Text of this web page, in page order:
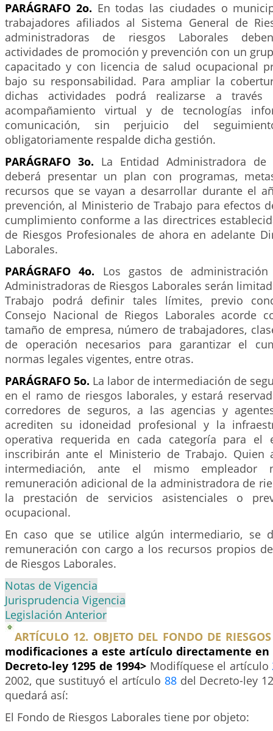
PARÁGRAFO 2o. En todas las ciudades o
trabajadores afiliados al Sistema General de
administradoras de riesgos Laborales
actividades de promoción y prevención con un
capacitado y con licencia de salud ocupacional
bajo su responsabilidad. Para ampliar la
dichas actividades podrá realizarse a través
acompañamiento virtual y de tecnologías
comunicación, sin perjuicio del
obligatoriamente respalde dicha gestión.
PARÁGRAFO 3o. La Entidad Administradora de
deberá presentar un plan con programas,
recursos que se vayan a desarrollar durante el
prevención, al Ministerio de Trabajo para efectos
cumplimiento conforme a las directrices
de Riesgos Profesionales de ahora en adelante
Laborales.
PARÁGRAFO 4o. Los gastos de
Administradoras de Riesgos Laborales serán
Trabajo podrá definir tales límites, previo
Consejo Nacional de Riegos Laborales acorde
tamaño de empresa, número de trabajadores,
de operación necesarios para garantizar el
normas legales vigentes, entre otras.
PARÁGRAFO 5o. La labor de intermediación de
en el ramo de riesgos laborales, y estará
corredores de seguros, a las agencias y
acrediten su idoneidad profesional y la
operativa requerida en cada categoría para el
inscribirán ante el Ministerio de Trabajo.
intermediación, ante el mismo empleador
remuneración adicional de la administradora de
la prestación de servicios asistenciales o
ocupacional.
En caso que se utilice algún intermediario, se
remuneración con cargo a los recursos propios
de Riesgos Laborales.
Notas de Vigencia
Jurisprudencia Vigencia
Legislación Anterior
ARTÍCULO 12. OBJETO DEL FONDO DE
modificaciones a este artículo directamente
Decreto-ley 1295 de 1994> Modifíquese el artículo
2002, que sustituyó el artículo 88del Decreto-ley
quedará así:
El Fondo de Riesgos Laborales tiene por objeto: